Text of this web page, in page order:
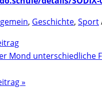
, Geschichte, Sport
Mond unterschiedliche
»